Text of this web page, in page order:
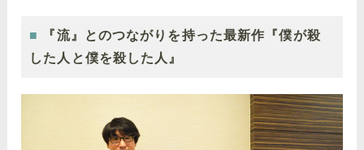
『流』とのつながりを持った最新作『僕が殺
した人と僕を殺した人』